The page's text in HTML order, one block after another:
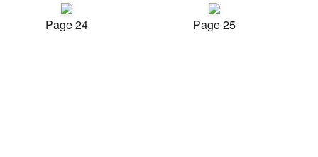
Page 24 Page 25